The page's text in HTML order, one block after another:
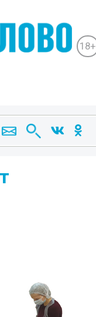
18+